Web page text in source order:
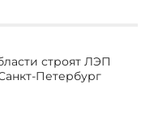
строят ЛЭП
Петербург